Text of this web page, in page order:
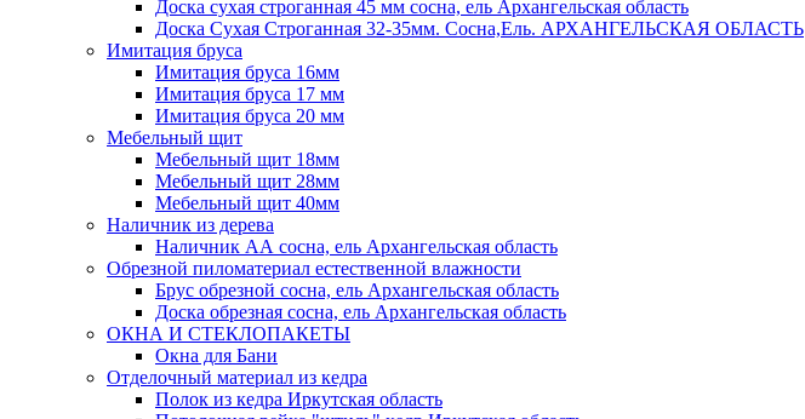
Доска сухая строганная 45 мм сосна, ель Архангельская область
Доска Сухая Строганная 32-35мм. Сосна,Ель. АРХАНГЕЛЬСКАЯ ОБЛАСТЬ
Имитация бруса
Имитация бруса 16мм
Имитация бруса 17 мм
Имитация бруса 20 мм
Мебельный щит
Мебельный щит 18мм
Мебельный щит 28мм
Мебельный щит 40мм
Наличник из дерева
Наличник АА сосна, ель Архангельская область
Обрезной пиломатериал естественной влажности
Брус обрезной сосна, ель Архангельская область
Доска обрезная сосна, ель Архангельская область
ОКНА И СТЕКЛОПАКЕТЫ
Окна для Бани
Отделочный материал из кедра
Полок из кедра Иркутская область